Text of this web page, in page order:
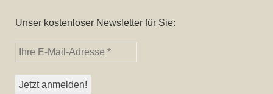
Unser kostenloser Newsletter für Sie: